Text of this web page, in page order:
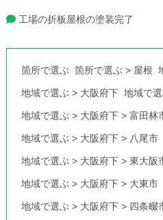
工場の折板屋根の塗装完了
箇所で選ぶ 箇所で選ぶ > 屋根
地域で選ぶ > 大阪府下 地域で
地域で選ぶ > 大阪府下 >富田林
地域で選ぶ > 大阪府下 > 八尾市
地域で選ぶ > 大阪府下 >東大阪
地域で選ぶ > 大阪府下 > 大東市
地域で選ぶ > 大阪府下 > 四条畷